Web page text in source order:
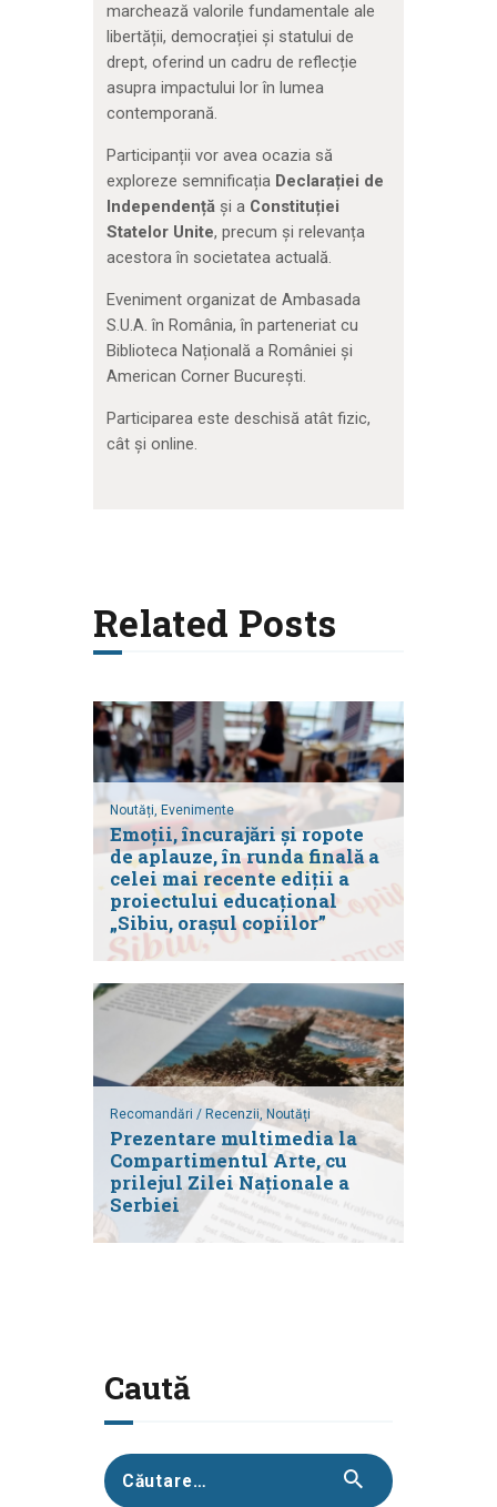
marchează valorile fundamentale ale
libertății, democrației și statului de
drept, oferind un cadru de reflecție
asupra impactului lor în lumea
contemporană.
Participanții vor avea ocazia să
exploreze semnificația Declarației de
Independențăși a Constituției
Statelor Unite, precum și relevanța
acestora în societatea actuală.
Eveniment organizat de Ambasada
S.U.A. în România, în parteneriat cu
Biblioteca Națională a României și
American Corner București.
Participarea este deschisă atât fizic,
cât și online.
Related Posts
Noutăți, Evenimente
Emoții, încurajări și ropote
de aplauze, în runda finală a
celei mai recente ediții a
proiectului educațional
„Sibiu, orașul copiilor”
Recomandări / Recenzii, Noutăți
Prezentare multimedia la
Compartimentul Arte, cu
prilejul Zilei Naționale a
Serbiei
Caută
Caută
după: